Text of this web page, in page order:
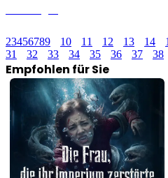
23456789 10 11 12 13 14
31
32 33 34 35 36 37 38
Empfohlen für Sie